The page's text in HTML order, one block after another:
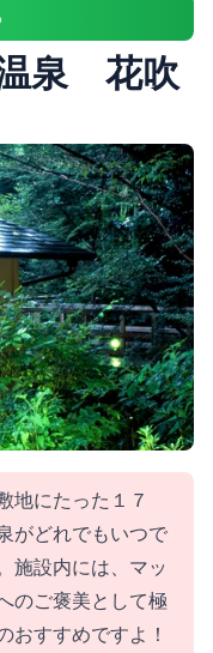
泉 花吹
地にたった１７
がどれでもいつで
施設内には、マッ
のご褒美として極
おすすめですよ！